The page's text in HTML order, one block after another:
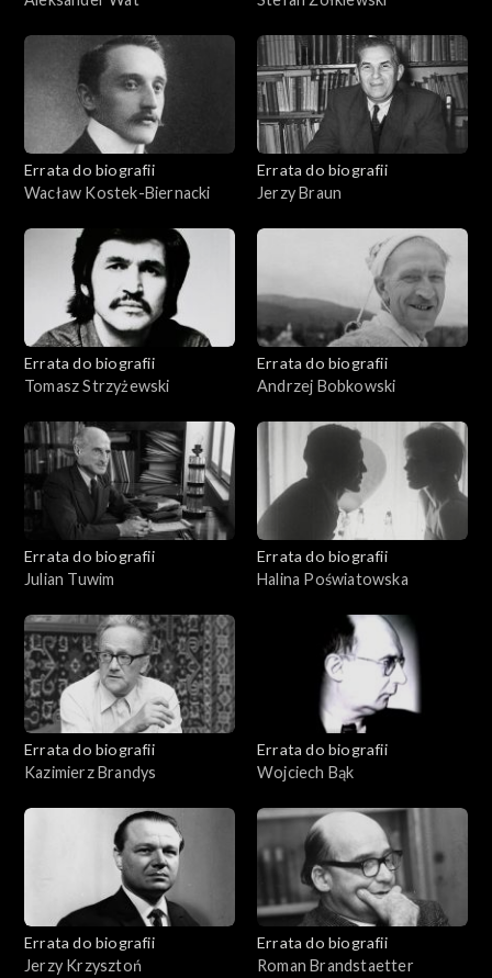
Errata do biografii
Wacław Kostek-Biernacki
Errata do biografii
Jerzy Braun
Errata do biografii
Tomasz Strzyżewski
Errata do biografii
Andrzej Bobkowski
Errata do biografii
Julian Tuwim
Errata do biografii
Halina Poświatowska
Errata do biografii
Kazimierz Brandys
Errata do biografii
Wojciech Bąk
Errata do biografii
Jerzy Krzysztoń
Errata do biografii
Roman Brandstaetter